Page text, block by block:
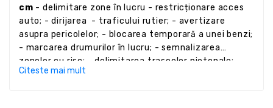
cm - delimitare zone în lucru - restricționare acces
auto; - dirijarea - traficului rutier; - avertizare
asupra pericolelor; - blocarea temporară a unei benzi;
- marcarea drumurilor în lucru; - semnalizarea
zonelor cu risc; - delimitarea traseelor pietonale; -
organizarea parcărilor; - crearea culoarelor de
Citeste mai mult